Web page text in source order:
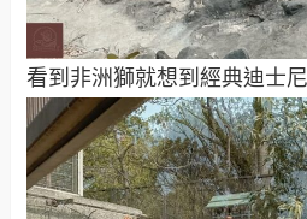
看到非洲獅就想到經典迪士